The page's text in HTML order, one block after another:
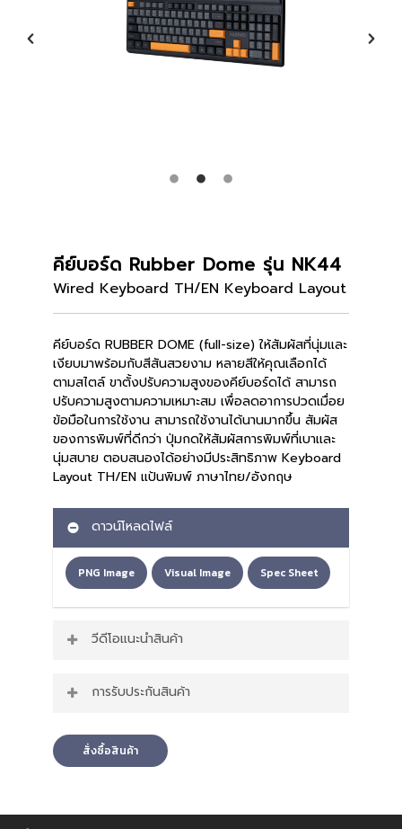
คีย์บอร์ด Rubber Dome รุ่น NK44
Wired Keyboard TH/EN Keyboard Layout
คีย์บอร์ด RUBBER DOME (full-size) ให้สัมผัสที่นุ่มและ
เงียบมาพร้อมกับสีสันสวยงาม หลายสีให้คุณเลือกได้
ตามสไตล์ ขาตั้งปรับความสูงของคีย์บอร์ดได้ สามารถ
ปรับความสูงตามความเหมาะสม เพื่อลดอาการปวดเมื่อย
ข้อมือในการใช้งาน สามารถใช้งานได้นานมากขึ้น สัมผัส
ของการพิมพ์ที่ดีกว่า ปุ่มกดให้สัมผัสการพิมพ์ที่เบาเเละ
นุ่มสบาย ตอบสนองได้อย่างมีประสิทธิภาพ Keyboard
Layout TH/EN แป้นพิมพ์ ภาษาไทย/อังกฤษ
ดาวน์โหลดไฟล์
PNG Image Visual Image Spec Sheet
วีดีโอแนะนำสินค้า
การรับประกันสินค้า
สินค้ารับประกัน 1 ปี
สั่งซื้อสินค้า